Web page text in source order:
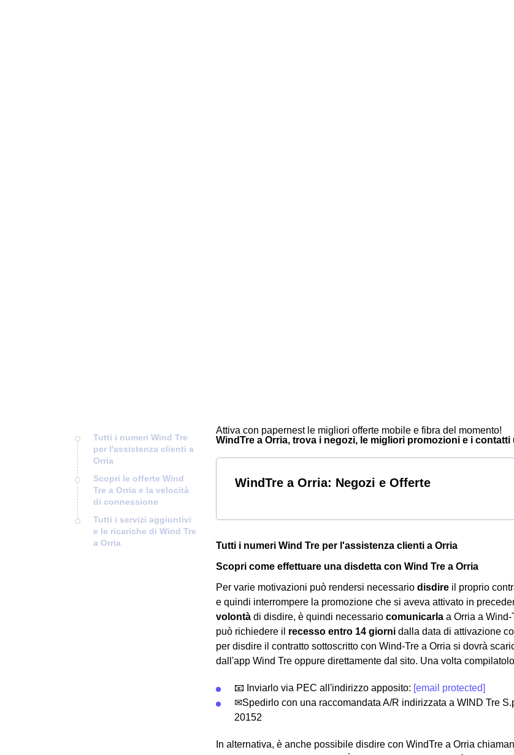
Tutti i numeri Wind Tre
per l'assistenza clienti a
Orria
Scopri le offerte Wind
Tre a Orria e la velocità
di connessione
Tutti i servizi aggiuntivi
e le ricariche di Wind Tre
a Orria
Attiva con papernest le migliori offerte mobile e fibra del momento!
WindTre a Orria, trova i negozi, le migliori promozioni e i contatti
WindTre a Orria: Negozi e Offerte
Tutti i numeri Wind Tre per l'assistenza clienti a Orria
Scopri come effettuare una disdetta con Wind Tre a Orria
Per varie motivazioni può rendersi necessario disdire il proprio
e quindi interrompere la promozione che si aveva attivato in
volontà di disdire, è quindi necessario comunicarla a Orria a
può richiedere il recesso entro 14 giorni dalla data di attivazione
per disdire il contratto sottoscritto con Wind-Tre a Orria si dovrà
dall'app Wind Tre oppure direttamente dal sito. Una volta
📧 Inviarlo via PEC all'indirizzo apposito: [email protected]
✉Spedirlo con una raccomandata A/R indirizzata a WIND Tre
20152
In alternativa, è anche possibile disdire con WindTre a Orria